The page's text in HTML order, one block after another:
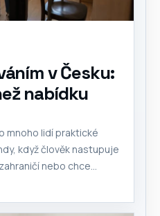
v Česku:
nabídku
mnoho lidí praktické
když člověk nastupuje
nebo chce...